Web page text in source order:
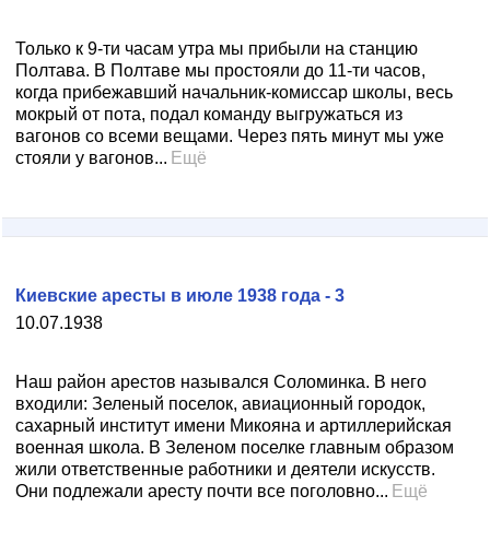
Только к 9-ти часам утра мы прибыли на станцию
Полтава. В Полтаве мы простояли до 11-ти часов,
когда прибежавший начальник-комиссар школы, весь
мокрый от пота, подал команду выгружаться из
вагонов со всеми вещами. Через пять минут мы уже
стояли у вагонов... Ещё
10.07.1938
Киевские аресты в июле 1938 года - 3
Наш район арестов назывался Соломинка. В него
входили: Зеленый поселок, авиационный городок,
сахарный институт имени Микояна и артиллерийская
военная школа. В Зеленом поселке главным образом
жили ответственные работники и деятели искусств.
Они подлежали аресту почти все поголовно... Ещё